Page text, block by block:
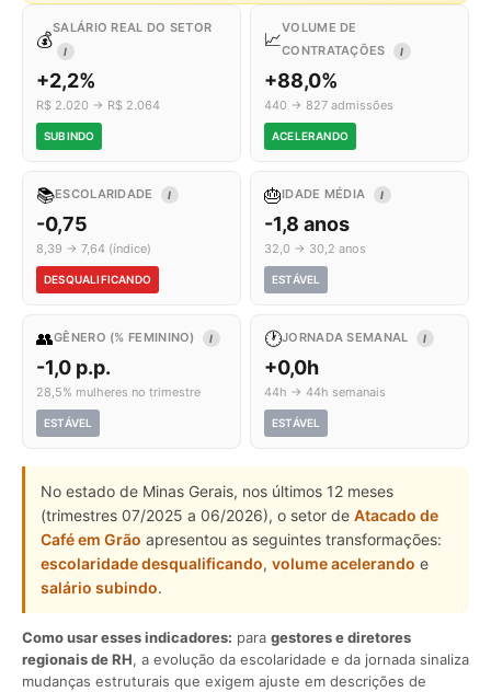
💰
SALÁRIO REAL DO SETOR
I
+2,2%
R$ 2.020 → R$ 2.064
SUBINDO
📈
VOLUME DE
CONTRATAÇÕES
I
+88,0%
440 → 827 admissões
ACELERANDO
📚ESCOLARIDADE I
-0,75
8,39 → 7,64 (índice)
DESQUALIFICANDO
🎂IDADE MÉDIA I
-1,8 anos
32,0 → 30,2 anos
ESTÁVEL
👥GÊNERO (% FEMININO) I
-1,0 p.p.
28,5% mulheres no trimestre
ESTÁVEL
🕐JORNADA SEMANAL I
+0,0h
44h → 44h semanais
ESTÁVEL
No estado de Minas Gerais, nos últimos 12 meses
(trimestres 07/2025 a 06/2026), o setor de Atacado de
Café em Grão apresentou as seguintes transformações:
escolaridade desqualificando, volume acelerando e
salário subindo.
Como usar esses indicadores: para gestores e diretores
regionais de RH, a evolução da escolaridade e da jornada sinaliza
mudanças estruturais que exigem ajuste em descrições de